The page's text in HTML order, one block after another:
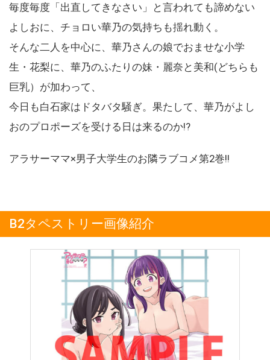
毎度毎度「出直してきなさい」と言われても諦めない
よしおに、チョロい華乃の気持ちも揺れ動く。
そんな二人を中心に、華乃さんの娘でおませな小学
生・花梨に、華乃のふたりの妹・麗奈と美和(どちらも
巨乳）が加わって、
今日も白石家はドタバタ騒ぎ。果たして、華乃がよし
おのプロポーズを受ける日は来るのか!?
アラサーママ×男子大学生のお隣ラブコメ第2巻!!
B2タペストリー画像紹介